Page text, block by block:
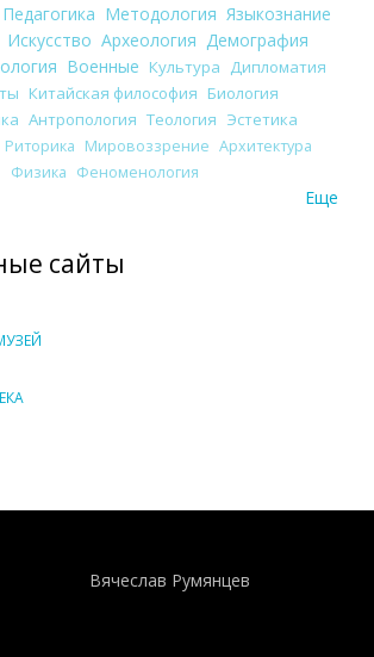
Педагогика Методология Языкознание
Искусство Археология Демография
Военные Культура
Дипломатия
Китайская философия Биология
Антропология Теология Эстетика
Риторика Мировоззрение Архитектура
Физика Феноменология
Еще
сайты
Вячеслав Румянцев